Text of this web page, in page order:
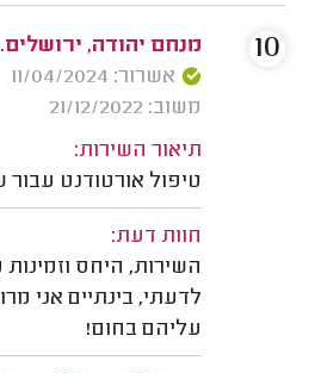
מנחם יהודה, ירושלים.
אשרור: 11/04/2024
משוב: 21/12/2022
תיאור השירות:
טיפול אורטודנט עבור
חוות דעת:
השירות, היחס
לדעתי, בינתיים אני
עליהם בחום!
10